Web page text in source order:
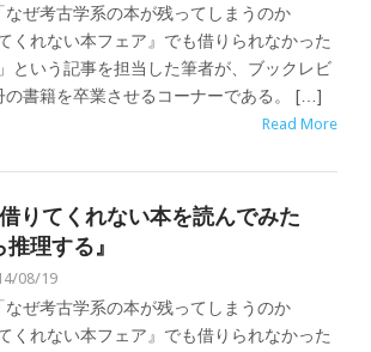
なぜ考古学系の本が残ってしまうのか
れない本フェア』でも借りられなかった
という記事を担当した筆者が、ブックレビ
の書籍を卒業させるコーナーである。 […]
Read More
りてくれない本を読んでみた
理する』
08/19
なぜ考古学系の本が残ってしまうのか
れない本フェア』でも借りられなかった